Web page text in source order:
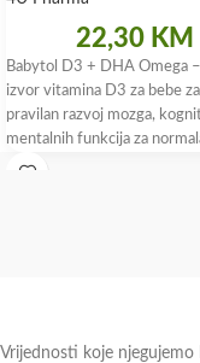
22,30 KM
Babytol D3 + DHA Omega
izvor vitamina D3 za bebe za
pravilan razvoj mozga,
mentalnih funkcija za
vida,
Vrijednosti koje